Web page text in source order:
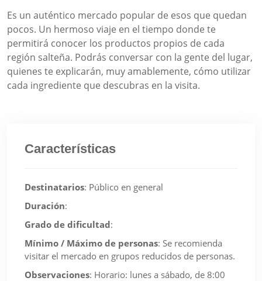
Es un auténtico mercado popular de esos que quedan
pocos. Un hermoso viaje en el tiempo donde te
permitirá conocer los productos propios de cada
región salteña. Podrás conversar con la gente del lugar,
quienes te explicarán, muy amablemente, cómo utilizar
cada ingrediente que descubras en la visita.
Características
Destinatarios: Público en general
Duración:
Grado de dificultad:
Mínimo / Máximo de personas: Se recomienda
visitar el mercado en grupos reducidos de personas.
Observaciones: Horario: lunes a sábado, de 8:00